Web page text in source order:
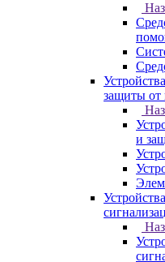
защиты от
и